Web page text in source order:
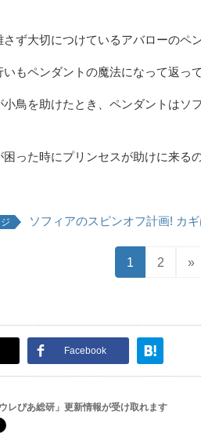
ず大切につけているアバローのペ
もペンダントの魔法になって返っ
鳥を助けたとき、ペンダントはソ
困った時にプリンセスが助けに来る
ソフィアのスピンオフ計画! カ
1 2 »
Facebook
レぴあ総研」更新情報が受け取れます